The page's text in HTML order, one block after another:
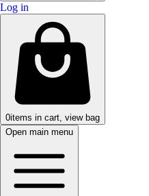
Log in
0items in cart, view bag
Open main menu